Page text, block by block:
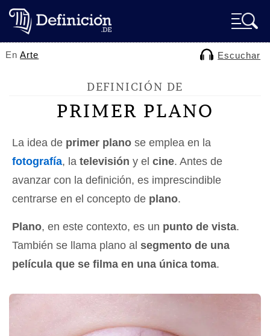
EnArte Escuchar
DEFINICIÓN DE
PRIMER PLANO
La idea de primer plano se emplea en la
fotografía, la televisión y el cine. Antes de
avanzar con la definición, es imprescindible
centrarse en el concepto de plano.
Plano, en este contexto, es un punto de vista.
También se llama plano al segmento de una
película que se filma en una única toma.